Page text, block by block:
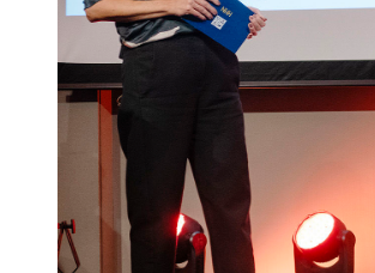
FORSTÅ
STYRETS
STRATEGIER